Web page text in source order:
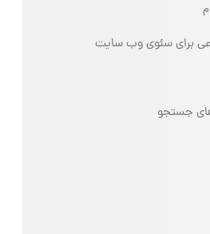
برای سئوی وب سایت
جستجو